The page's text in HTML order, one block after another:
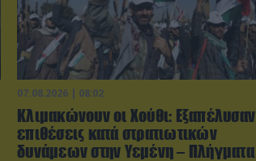
07.08.2026 | 08:02
Κλιμακώνουν οι Χούθι: Eξαπέλυσαν
επιθέσεις κατά στρατιωτικών
δυνάμεων στην Υεμένη – Πλήγματα